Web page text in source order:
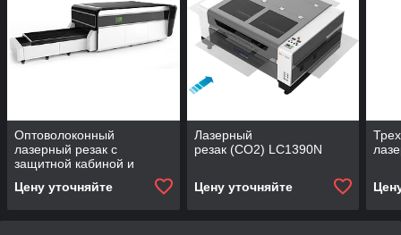
Оптоволоконный
лазерный резак с
защитной кабиной и
LF3015G
Цену уточняйте
Лазерный
резак (CO2) LC1390N
Цену уточняйте